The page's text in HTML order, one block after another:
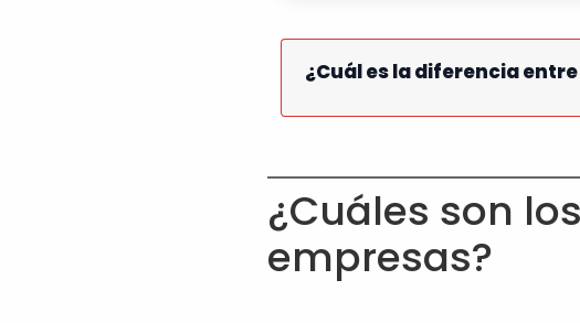
¿Cuál es la diferencia
¿Cuáles son
empresas?